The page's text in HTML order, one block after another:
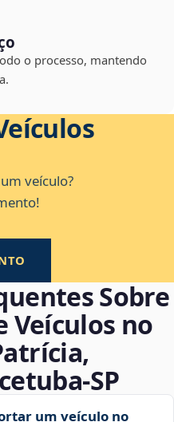
o processo, mantendo
veículo?
Sobre
Veículos no
um veículo no